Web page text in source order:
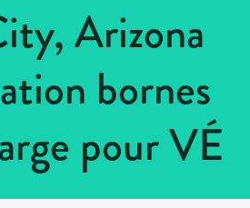
Arizona
bornes
pour VÉ
Unis > Arizona